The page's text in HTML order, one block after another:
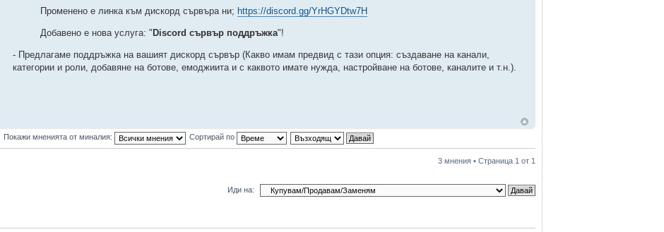
Променено е линка към дискорд сървъра ни; https://discord.gg/YrHGYDtw7H
Добавено е нова услуга: " Discord сървър поддръжка"!
- Предлагаме поддръжка на вашият дискорд сървър (Какво имам предвид с тази опция: създаване на канали,
категории и роли, добавяне на ботове, емоджиита и с каквото имате нужда, настройване на ботове, каналите и т.н.).
Покажи мненията от миналия: Сортирай по
3 мнения • Страница 1 от 1
Иди на: